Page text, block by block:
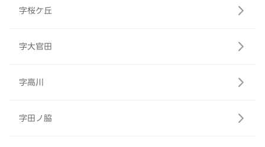
字桜ケ丘
字大官田
字高川
字田ノ脇